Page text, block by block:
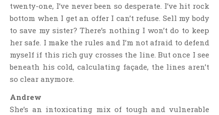
Contemporain
Coup De Coeur
Critiques Express
Drame
twenty-one, I’ve never been so desperate. I’ve hit rock
bottom when I get an offer I can’t refuse. Sell my body
to save my sister? There’s nothing I won’t do to keep
her safe. I make the rules and I’m not afraid to defend
myself if this rich guy crosses the line. But once I see
beneath his cold, calculating façade, the lines aren’t
so clear anymore.
Andrew
She’s an intoxicating mix of tough and vulnerable